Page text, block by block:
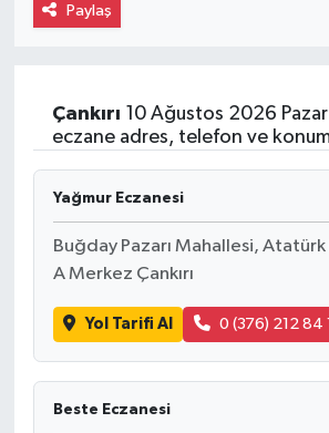
Paylaş
Çankırı 10 Ağustos 2026
eczane adres, telefon ve
Yağmur Eczanesi
Buğday Pazarı Mahallesi, Atatürk
A Merkez Çankırı
Yol Tarifi Al 0 (376) 212 84
Beste Eczanesi
Otovitrin
Magazin
Gayrimenkul
Spor
Eğitim
Haber Arşivi